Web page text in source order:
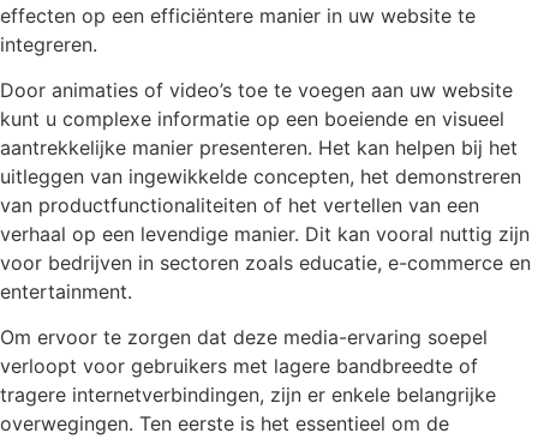
effecten op een efficiëntere manier in uw website te
integreren.
Door animaties of video’s toe te voegen aan uw website
kunt u complexe informatie op een boeiende en visueel
aantrekkelijke manier presenteren. Het kan helpen bij het
uitleggen van ingewikkelde concepten, het demonstreren
van productfunctionaliteiten of het vertellen van een
verhaal op een levendige manier. Dit kan vooral nuttig zijn
voor bedrijven in sectoren zoals educatie, e-commerce en
entertainment.
Om ervoor te zorgen dat deze media-ervaring soepel
verloopt voor gebruikers met lagere bandbreedte of
tragere internetverbindingen, zijn er enkele belangrijke
overwegingen. Ten eerste is het essentieel om de